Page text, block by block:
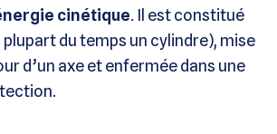
cinétique. Il est constitué
plupart du temps un cylindre), mise
d’un axe et enfermée dans une